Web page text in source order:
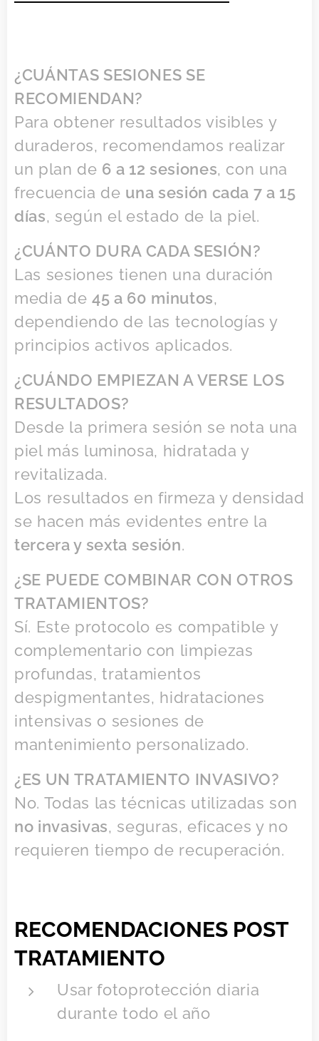
¿CUÁNTAS SESIONES SE
RECOMIENDAN?
Para obtener resultados visibles y
duraderos, recomendamos realizar
un plan de 6 a 12 sesiones, con una
frecuencia de una sesión cada 7 a 15
días, según el estado de la piel.
¿CUÁNTO DURA CADA SESIÓN?
Las sesiones tienen una duración
media de 45 a 60 minutos,
dependiendo de las tecnologías y
principios activos aplicados.
¿CUÁNDO EMPIEZAN A VERSE LOS
RESULTADOS?
Desde la primera sesión se nota una
piel más luminosa, hidratada y
revitalizada.
Los resultados en firmeza y densidad
se hacen más evidentes entre la
tercera y sexta sesión.
¿SE PUEDE COMBINAR CON OTROS
TRATAMIENTOS?
Sí. Este protocolo es compatible y
complementario con limpiezas
profundas, tratamientos
despigmentantes, hidrataciones
intensivas o sesiones de
mantenimiento personalizado.
¿ES UN TRATAMIENTO INVASIVO?
No. Todas las técnicas utilizadas son
no invasivas, seguras, eficaces y no
requieren tiempo de recuperación.
RECOMENDACIONES POST
TRATAMIENTO
Usar fotoprotección diaria
durante todo el año